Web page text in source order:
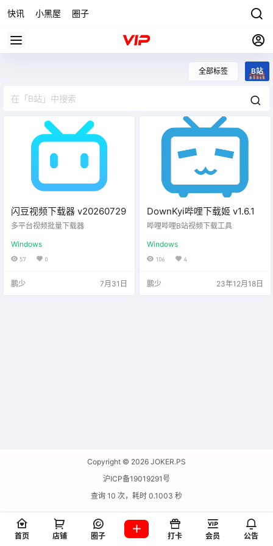
快讯 小黑屋 圈子
全部标签 B站
闪豆视频下载器 v20260729
多平台视频批量下载器
Windows
57 0
鹏少 7月31日
DownKyi哔哩下载姬 v1.6.1
哔哩哔哩B站视频下载工具
Windows
106 4
鹏少 23年12月18日
Copyright © 2026 JOKER.PS
沪ICP备19019291号
查询 10 次，耗时 0.1003 秒
首页 店铺 圈子 打卡 会员 公告